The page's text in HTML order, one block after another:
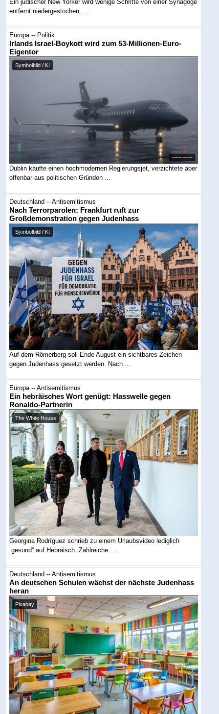
Ein jüdischer New Yorker wird wenige Schritte von einer Synagoge
entfernt niedergestochen. ...
Europa -- Politik
Irlands Israel-Boykott wird zum 53-Millionen-Euro-
Eigentor
Symbolbild / KI
Dublin kaufte einen hochmodernen Regierungsjet, verzichtete aber
offenbar aus politischen Gründen ...
Deutschland -- Antisemitismus
Nach Terrorparolen: Frankfurt ruft zur
Großdemonstration gegen Judenhass
Symbolbild / KI
Auf dem Römerberg soll Ende August ein sichtbares Zeichen
gegen Judenhass gesetzt werden. Nach ...
Europa -- Antisemitismus
Ein hebräisches Wort genügt: Hasswelle gegen
Ronaldo-Partnerin
The White House
Georgina Rodríguez schrieb zu einem Urlaubsvideo lediglich
„gesund“ auf Hebräisch. Zahlreiche ...
Deutschland -- Antisemitismus
An deutschen Schulen wächst der nächste Judenhass
heran
Pixabay